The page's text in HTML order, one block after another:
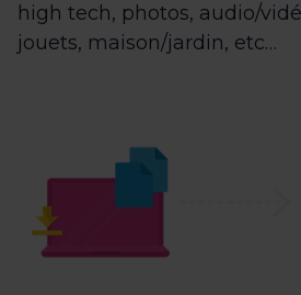
high tech, photos, audio/
jouets, maison/jardin, etc…